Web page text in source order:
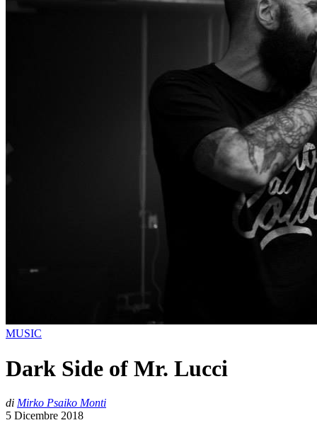
MUSIC
Dark Side of Mr. Lucci
di Mirko Psaiko Monti
5 Dicembre 2018